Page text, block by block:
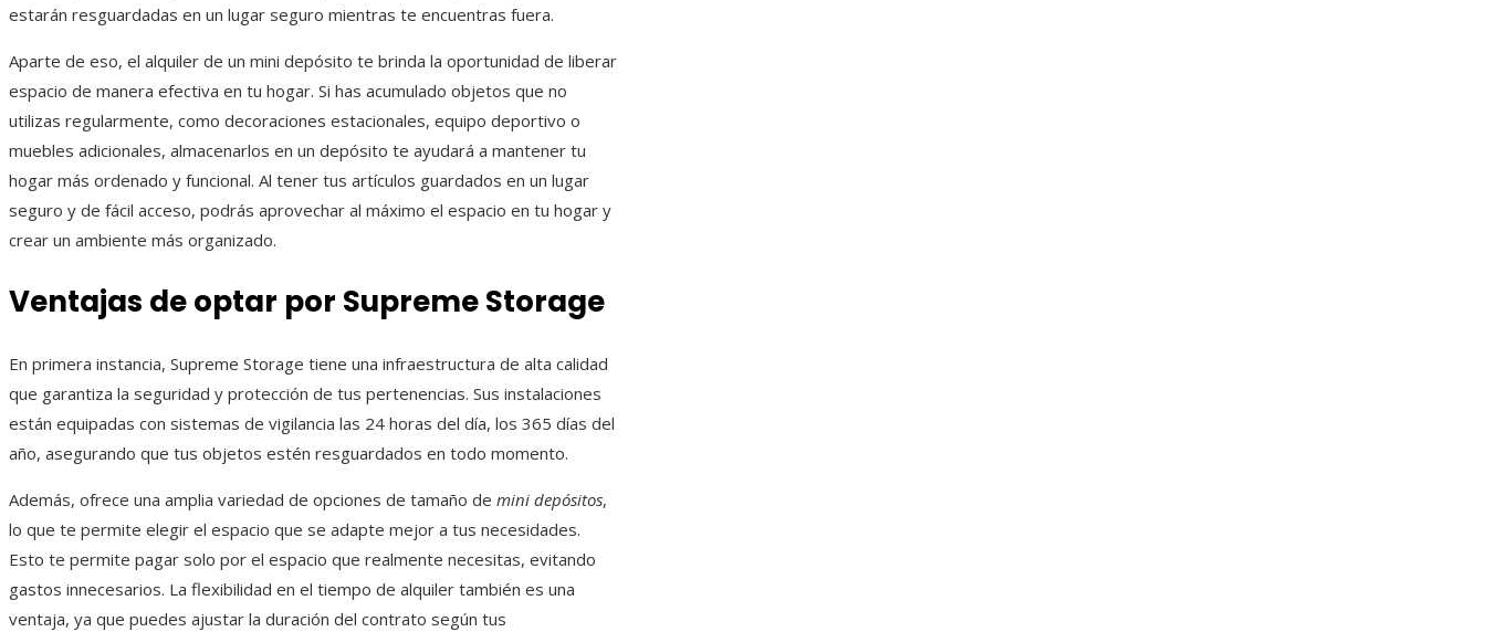
estarán resguardadas en un lugar seguro mientras te encuentras fuera.
Aparte de eso, el alquiler de un mini depósito te brinda la oportunidad de liberar
espacio de manera efectiva en tu hogar. Si has acumulado objetos que no
utilizas regularmente, como decoraciones estacionales, equipo deportivo o
muebles adicionales, almacenarlos en un depósito te ayudará a mantener tu
hogar más ordenado y funcional. Al tener tus artículos guardados en un lugar
seguro y de fácil acceso, podrás aprovechar al máximo el espacio en tu hogar y
crear un ambiente más organizado.
Ventajas de optar por Supreme Storage
En primera instancia, Supreme Storage tiene una infraestructura de alta calidad
que garantiza la seguridad y protección de tus pertenencias. Sus instalaciones
están equipadas con sistemas de vigilancia las 24 horas del día, los 365 días del
año, asegurando que tus objetos estén resguardados en todo momento.
Además, ofrece una amplia variedad de opciones de tamaño de mini depósitos,
lo que te permite elegir el espacio que se adapte mejor a tus necesidades.
Esto te permite pagar solo por el espacio que realmente necesitas, evitando
gastos innecesarios. La flexibilidad en el tiempo de alquiler también es una
ventaja, ya que puedes ajustar la duración del contrato según tus